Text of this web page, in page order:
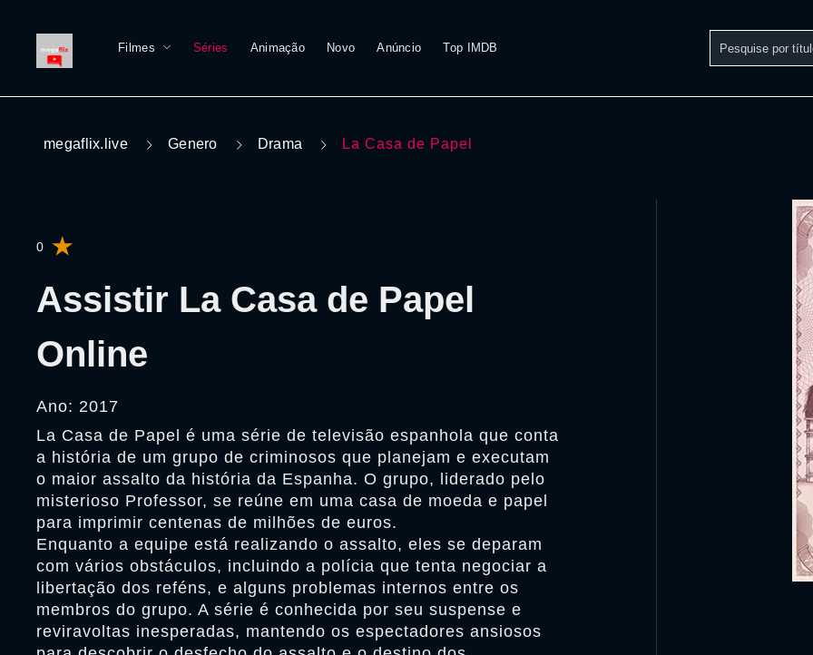
Filmes Séries Animação Novo Anúncio Top IMDB
megaflix.live Genero Drama La Casa de Papel
0
Assistir La Casa de Papel
Online
Ano: 2017
La Casa de Papel é uma série de televisão espanhola que conta
a história de um grupo de criminosos que planejam e executam
o maior assalto da história da Espanha. O grupo, liderado pelo
misterioso Professor, se reúne em uma casa de moeda e papel
para imprimir centenas de milhões de euros.
Enquanto a equipe está realizando o assalto, eles se deparam
com vários obstáculos, incluindo a polícia que tenta negociar a
libertação dos reféns, e alguns problemas internos entre os
membros do grupo. A série é conhecida por seu suspense e
reviravoltas inesperadas, mantendo os espectadores ansiosos